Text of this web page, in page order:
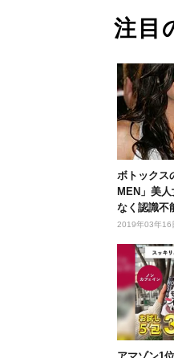
注目
ボトックス
MEN」美
なく認識
2019年03年16